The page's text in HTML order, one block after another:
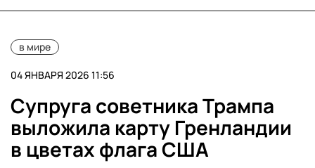
в мире
04 ЯНВАРЯ 2026 11:56
Супруга советника Трампа
выложила карту Гренландии
в цветах флага США